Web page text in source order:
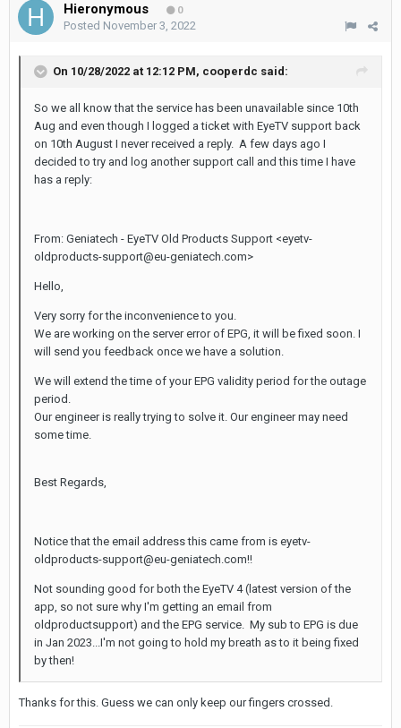
Hieronymous 0
Posted November 3, 2022
On 10/28/2022 at 12:12 PM, cooperdc said:
So we all know that the service has been unavailable since 10th
Aug and even though I logged a ticket with EyeTV support back
on 10th August I never received a reply. A few days ago I
decided to try and log another support call and this time I have
has a reply:
From: Geniatech - EyeTV Old Products Support <eyetv-
oldproducts-support@eu-geniatech.com>
Hello,
Very sorry for the inconvenience to you.
We are working on the server error of EPG, it will be fixed soon. I
will send you feedback once we have a solution.
We will extend the time of your EPG validity period for the outage
period.
Our engineer is really trying to solve it. Our engineer may need
some time.
Best Regards,
Notice that the email address this came from is eyetv-
oldproducts-support@eu-geniatech.com!!
Not sounding good for both the EyeTV 4 (latest version of the
app, so not sure why I'm getting an email from
oldproductsupport) and the EPG service. My sub to EPG is due
in Jan 2023...I'm not going to hold my breath as to it being fixed
by then!
Thanks for this. Guess we can only keep our fingers crossed.